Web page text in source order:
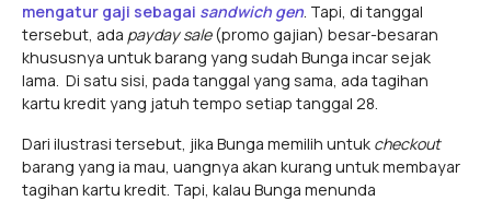
mengatur gaji sebagai sandwich gen. Tapi, di tanggal
tersebut, ada payday sale(promo gajian) besar-besaran
khususnya untuk barang yang sudah Bunga incar sejak
lama. Di satu sisi, pada tanggal yang sama, ada tagihan
kartu kredit yang jatuh tempo setiap tanggal 28.
Dari ilustrasi tersebut, jika Bunga memilih untuk checkout
barang yang ia mau, uangnya akan kurang untuk membayar
tagihan kartu kredit. Tapi, kalau Bunga menunda